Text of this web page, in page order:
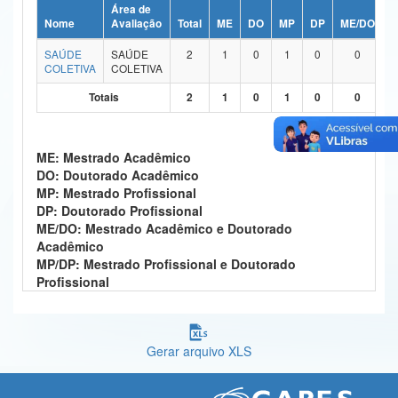
Ministério da Ciência, Tecnologia, Inovações e Comunicações
Ministério do Meio Ambiente
Ministério do Turismo
Controladoria-Geral da União
Ministério da Mulher, da Família e dos Direitos Humanos
Secretaria-Geral
Secretaria de Governo
Banco Central do Brasil
Nome
Área de
Avaliação
Total ME DO MP DP ME/DO
SAÚDE
COLETIVA
SAÚDE
COLETIVA
2 1 0 1 0 0
Totais 2 1 0 1 0 0
ME: Mestrado Acadêmico
DO: Doutorado Acadêmico
MP: Mestrado Profissional
DP: Doutorado Profissional
ME/DO: Mestrado Acadêmico e Doutorado
Acadêmico
MP/DP: Mestrado Profissional e Doutorado
Profissional
Gerar arquivo XLS